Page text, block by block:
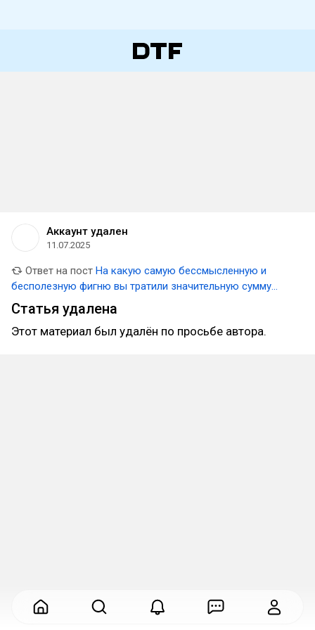
Аккаунт удален
11.07.2025
Ответ на пост На какую самую бессмысленную и
бесполезную фигню вы тратили значительную сумму
денег?
Статья удалена
Этот материал был удалён по просьбе автора.